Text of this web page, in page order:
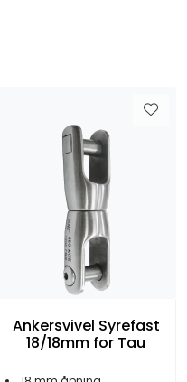
Ankersvivel Syrefast
18/18mm for Tau